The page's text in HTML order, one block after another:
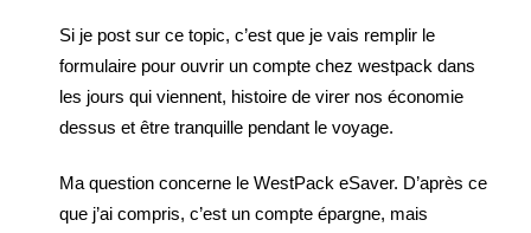
Si je post sur ce topic, c’est que je vais remplir le
formulaire pour ouvrir un compte chez westpack dans
les jours qui viennent, histoire de virer nos économie
dessus et être tranquille pendant le voyage.
Ma question concerne le WestPack eSaver. D’après ce
que j’ai compris, c’est un compte épargne, mais